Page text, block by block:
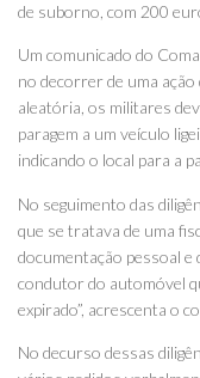
de suborno, com 200
Um comunicado do
no decorrer de uma
aleatória, os militares
paragem a um veículo
indicando o local para a
No seguimento das
que se tratava de uma
documentação pessoal
condutor do automóvel
expirado”, acrescenta o
No decurso dessas